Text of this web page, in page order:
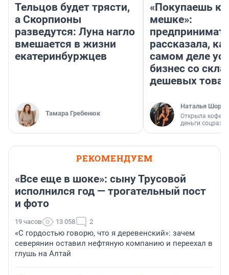
Тельцов будет трясти,
а Скорпионы
разведутся: Луна нагло
вмешается в жизни
екатеринбуржцев
Тамара Гребенюк
«Покупаешь
мешке»:
рассказала,
самом деле
бизнес со
дешевых
Наталья
Открыла
деньги
РЕКОМЕНДУЕМ
«Все еще в шоке»: сыну Трусовой
исполнился год — трогательный пост
и фото
19 часов 13 058 2
«С гордостью говорю, что я деревенский»: зачем
северянин оставил нефтяную компанию и переехал в
глушь на Алтай